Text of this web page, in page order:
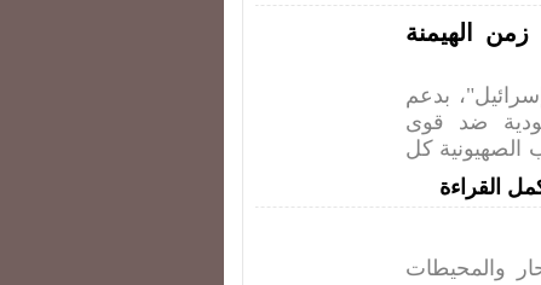
الهيمنة
بدعم
ضد قوى
الصهيونية كل
القراءة
والمحيطات